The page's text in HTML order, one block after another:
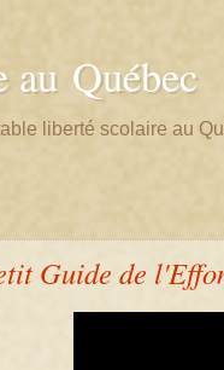
au Québec
liberté scolaire au
Guide de